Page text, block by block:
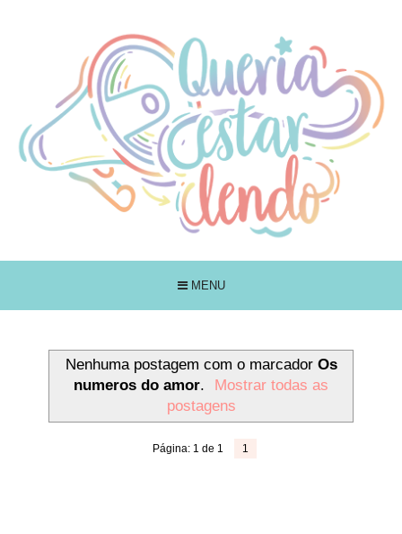
MENU
Nenhuma postagem com o marcador Os
numeros do amor.
Mostrar todas as
postagens
Página: 1 de 1 1